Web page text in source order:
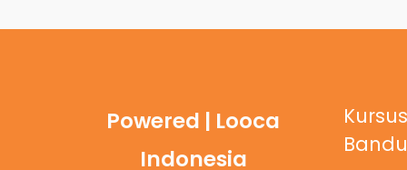
Powered | Looca
Indonesia